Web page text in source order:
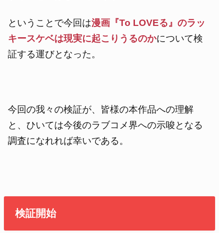
ということで今回は漫画『To LOVEる』のラッ
キースケベは現実に起こりうるのかについて検
証する運びとなった。
今回の我々の検証が、皆様の本作品への理解
と、ひいては今後のラブコメ界への示唆となる
調査になれれば幸いである。
検証開始